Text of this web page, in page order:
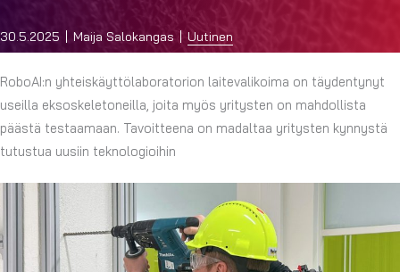
30.5.2025 Maija Salokangas Uutinen
RoboAI:n yhteiskäyttölaboratorion laitevalikoima on täydentynyt
useilla eksoskeletoneilla, joita myös yritysten on mahdollista
päästä testaamaan. Tavoitteena on madaltaa yritysten kynnystä
tutustua uusiin teknologioihin